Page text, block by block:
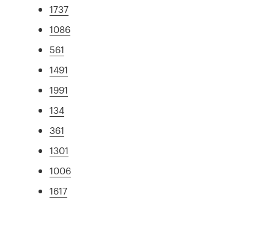
1737
1086
561
1491
1991
134
361
1301
1006
1617